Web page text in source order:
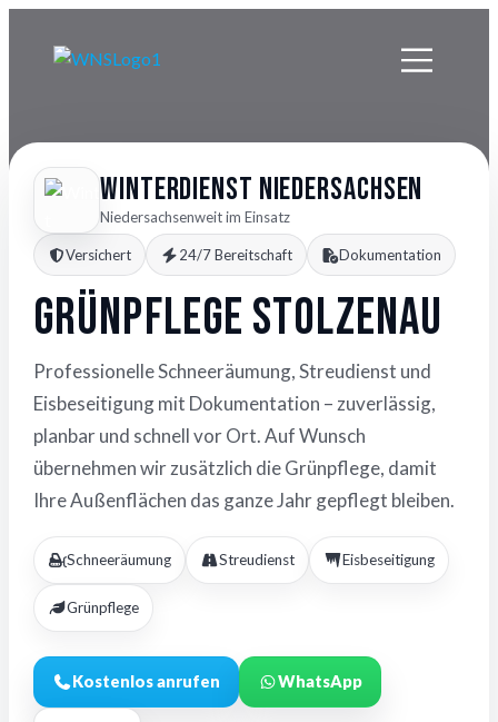
Winterdienst Niedersachsen
Niedersachsenweit im Einsatz
Versichert 24/7 Bereitschaft Dokumentation
Grünpflege Stolzenau
Professionelle Schneeräumung, Streudienst und
Eisbeseitigung mit Dokumentation – zuverlässig,
planbar und schnell vor Ort. Auf Wunsch
übernehmen wir zusätzlich die Grünpflege, damit
Ihre Außenflächen das ganze Jahr gepflegt bleiben.
Schneeräumung Streudienst Eisbeseitigung
Grünpflege
Kostenlos anrufen WhatsApp